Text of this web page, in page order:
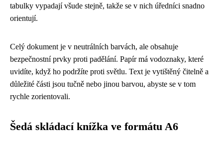
tabulky vypadají všude stejně, takže se v nich úředníci snadno
orientují.
Celý dokument je v neutrálních barvách, ale obsahuje
bezpečnostní prvky proti padělání. Papír má vodoznaky, které
uvidíte, když ho podržíte proti světlu. Text je vytištěný čitelně a
důležité části jsou tučně nebo jinou barvou, abyste se v tom
rychle zorientovali.
Šedá skládací knížka ve formátu A6